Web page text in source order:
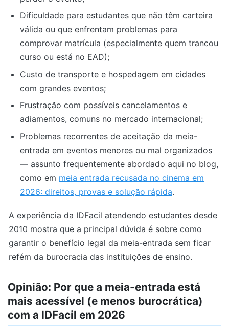
Dificuldade para estudantes que não têm carteira
válida ou que enfrentam problemas para
comprovar matrícula (especialmente quem trancou
curso ou está no EAD);
Custo de transporte e hospedagem em cidades
com grandes eventos;
Frustração com possíveis cancelamentos e
adiamentos, comuns no mercado internacional;
Problemas recorrentes de aceitação da meia-
entrada em eventos menores ou mal organizados
— assunto frequentemente abordado aqui no blog,
como em meia entrada recusada no cinema em
2026: direitos, provas e solução rápida.
A experiência da IDFacil atendendo estudantes desde
2010 mostra que a principal dúvida é sobre como
garantir o benefício legal da meia-entrada sem ficar
refém da burocracia das instituições de ensino.
Opinião: Por que a meia-entrada está
mais acessível (e menos burocrática)
com a IDFacil em 2026